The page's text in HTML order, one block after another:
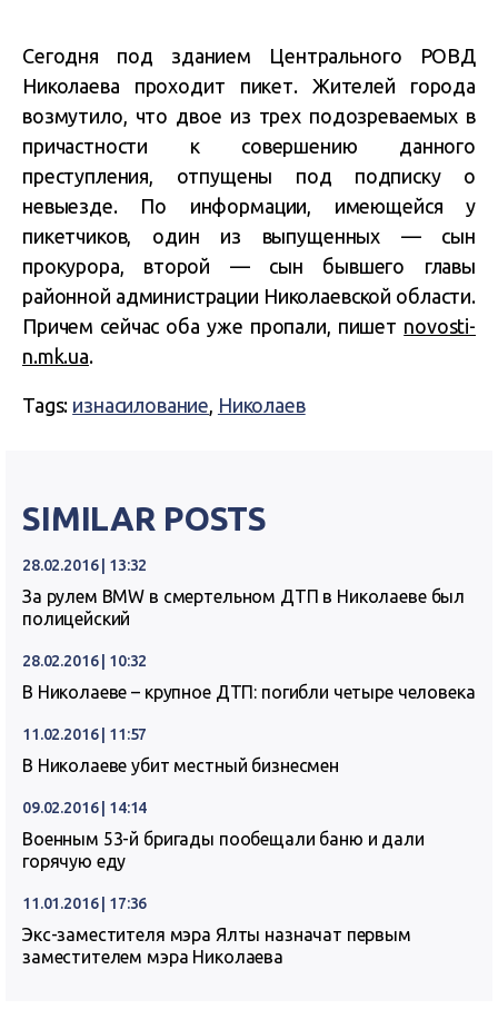
Сегодня под зданием Центрального РОВД
Николаева проходит пикет. Жителей города
возмутило, что двое из трех подозреваемых в
причастности к совершению данного
преступления, отпущены под подписку о
невыезде. По информации, имеющейся у
пикетчиков, один из выпущенных — сын
прокурора, второй — сын бывшего главы
районной администрации Николаевской области.
Причем сейчас оба уже пропали, пишет novosti-
n.mk.ua.
Tags: изнасилование, Николаев
SIMILAR POSTS
28.02.2016 | 13:32
За рулем BMW в смертельном ДТП в Николаеве был
полицейский
28.02.2016 | 10:32
В Николаеве – крупное ДТП: погибли четыре человека
11.02.2016 | 11:57
В Николаеве убит местный бизнесмен
09.02.2016 | 14:14
Военным 53-й бригады пообещали баню и дали
горячую еду
11.01.2016 | 17:36
Экс-заместителя мэра Ялты назначат первым
заместителем мэра Николаева